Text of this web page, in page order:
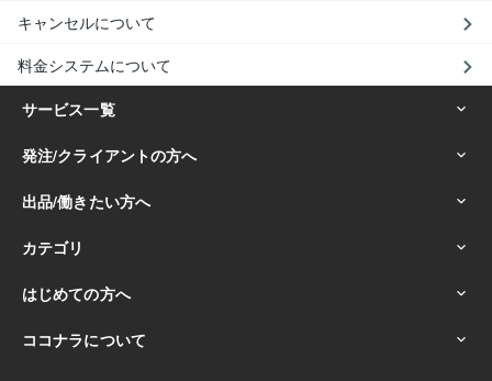
キャンセルについて
料金システムについて